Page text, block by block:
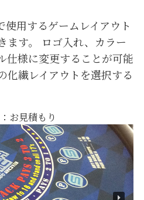
使用するゲームレイアウト
ます。 ロゴ入れ、カラー
仕様に変更することが可能
化繊レイアウトを選択する
お見積もり